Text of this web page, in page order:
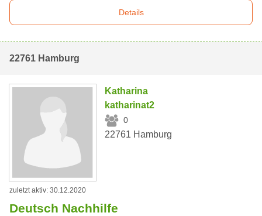
Details
22761 Hamburg
Katharina
katharinat2
0
22761 Hamburg
zuletzt aktiv: 30.12.2020
Deutsch Nachhilfe